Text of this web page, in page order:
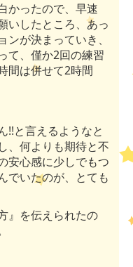
かったので、早速
いしたところ、あっ
が決まっていき、
て、僅か2回の練習
間は併せて2時間
!!と言えるようなと
、何よりも期待と不
安心感に少しでもつ
でいたのが、とても
』を伝えられたの